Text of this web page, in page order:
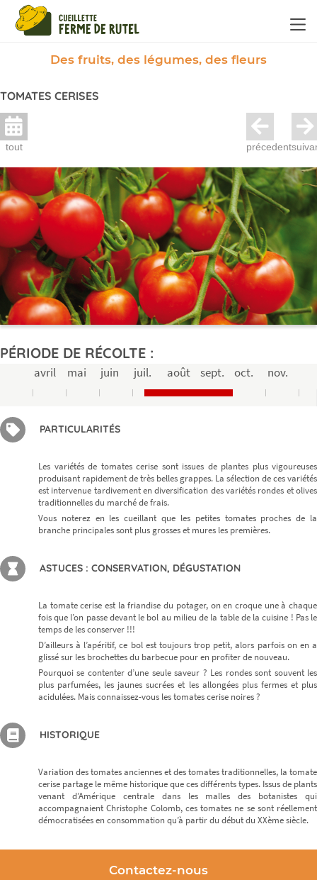
Des fruits, des légumes, des fleurs
TOMATES CERISES
tout précedent
PÉRIODE DE RÉCOLTE :
avril mai juin juil. août sept. oct. nov.
PARTICULARITÉS
Les variétés de tomates cerise sont issues de plantes plus vigoureuses
produisant rapidement de très belles grappes. La sélection de ces variétés
est intervenue tardivement en diversification des variétés rondes et olives
traditionnelles du marché de frais.
Vous noterez en les cueillant que les petites tomates proches de la
branche principales sont plus grosses et mures les premières.
ASTUCES : CONSERVATION, DÉGUSTATION
La tomate cerise est la friandise du potager, on en croque une à chaque
fois que l’on passe devant le bol au milieu de la table de la cuisine ! Pas le
temps de les conserver !!!
D’ailleurs à l’apéritif, ce bol est toujours trop petit, alors parfois on en a
glissé sur les brochettes du barbecue pour en profiter de nouveau.
Pourquoi se contenter d’une seule saveur ? Les rondes sont souvent les
plus parfumées, les jaunes sucrées et les allongées plus fermes et plus
acidulées. Mais connaissez-vous les tomates cerise noires ?
HISTORIQUE
Variation des tomates anciennes et des tomates traditionnelles, la tomate
cerise partage le même historique que ces différents types. Issus de plants
venant d’Amérique centrale dans les malles des botanistes qui
accompagnaient Christophe Colomb, ces tomates ne se sont réellement
démocratisées en consommation qu’à partir du début du XXème siècle.
Contactez-nous
Panneau de gestion des cookies